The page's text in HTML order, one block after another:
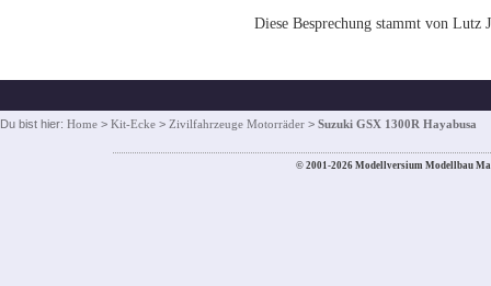
Diese Besprechung stammt von Lutz
Du bist hier: Home > Kit-Ecke > Zivilfahrzeuge Motorräder > Suzuki GSX 1300R Hayabusa
© 2001-2026 Modellversium Modellbau